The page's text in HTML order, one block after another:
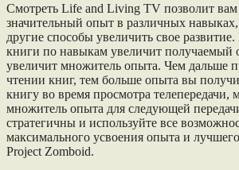
Смотреть Life and Living TV позволит
значительный опыт в различных
другие способы увеличить свое
книги по навыкам увеличит получаемый
увеличит множитель опыта. Чем дальше
чтении книг, тем больше опыта вы
книгу во время просмотра телепередачи,
множитель опыта для следующей
стратегичны и используйте все
максимального усвоения опыта и
Project Zomboid.